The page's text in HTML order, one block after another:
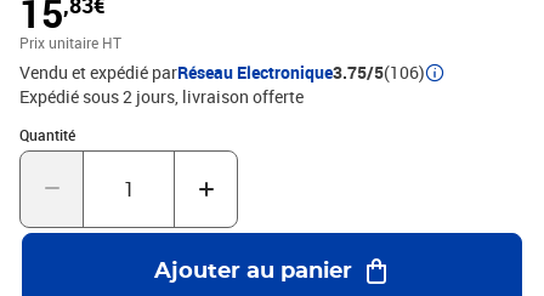
15
Prix unitaire HT
Vendu et expédié parRéseau Electronique3.75/5(106)
Expédié sous 2 jours livraison offerte
Quantité
Quantité : 1
Ajouter au panier